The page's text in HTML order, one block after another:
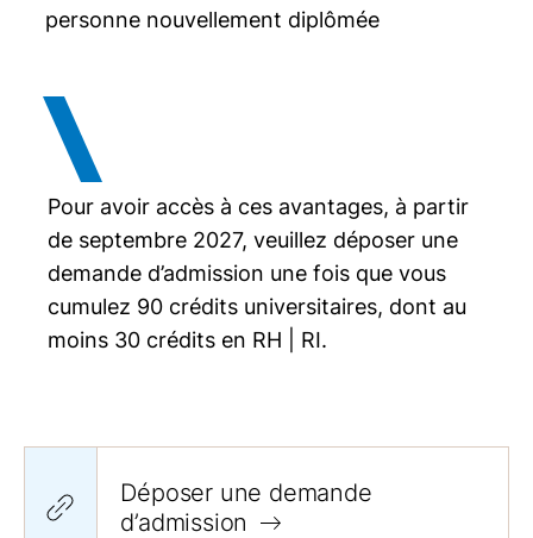
personne nouvellement diplômée
Pour avoir accès à ces avantages, à partir
de septembre 2027, veuillez déposer une
demande d’admission une fois que vous
cumulez 90 crédits universitaires, dont au
moins 30 crédits en RH | RI.
Déposer une demande
d’admission